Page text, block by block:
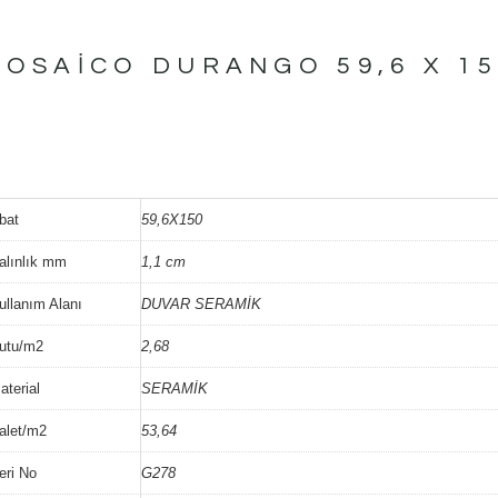
DURANGO 59,6 X
59,6X150
mm 1,1 cm
Alanı DUVAR SERAMİK
m2 2,68
SERAMİK
m2 53,64
No G278